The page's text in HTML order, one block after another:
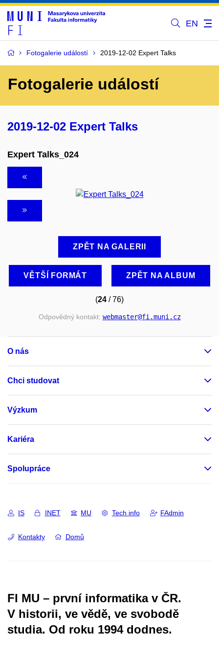
EN
Fotogalerie událostí 2019-12-02 Expert Talks
Fotogalerie událostí
2019-12-02 Expert Talks
Expert Talks_024
ZPĚT NA GALERII
VĚTŠÍ FORMÁT ZPĚT NA ALBUM
(24 / 76)
Odpovědný kontakt: webmaster@fi.muni.cz
O nás
Chci studovat
Výzkum
Kariéra
Spolupráce
IS INET MU Tech info FAdmin
Kontakty Domů
FI MU – první informatika v ČR.
V historii, ve vědě, ve svobodě
studia. Od roku 1994 dodnes.